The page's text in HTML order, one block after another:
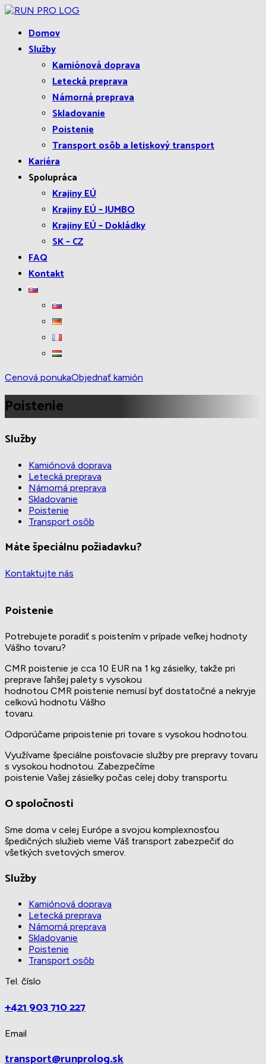
Domov
Služby
Kamiónová doprava
Letecká preprava
Námorná preprava
Skladovanie
Poistenie
Transport osôb a letiskový transport
Kariéra
Spolupráca
Krajiny EÚ
Krajiny EÚ – JUMBO
Krajiny EÚ – Dokládky
SK – CZ
FAQ
Kontakt
Cenová ponukaObjednať kamión
Poistenie
Služby
Kamiónová doprava
Letecká preprava
Námorná preprava
Skladovanie
Poistenie
Transport osôb
Máte špeciálnu požiadavku?
Kontaktujte nás
Poistenie
Potrebujete poradiť s poistením v prípade veľkej hodnoty
Vášho tovaru?
CMR poistenie je cca 10 EUR na 1 kg zásielky, takže pri
preprave ľahšej palety s vysokou
hodnotou CMR poistenie nemusí byť dostatočné a nekryje
celkovú hodnotu Vášho
tovaru.
Odporúčame pripoistenie pri tovare s vysokou hodnotou.
Využívame špeciálne poisťovacie služby pre prepravy tovaru
s vysokou hodnotou. Zabezpečíme
poistenie Vašej zásielky počas celej doby transportu.
O spoločnosti
Sme doma v celej Európe a svojou komplexnosťou
špedičných služieb vieme Váš transport zabezpečiť do
všetkých svetových smerov.
Služby
Kamiónová doprava
Letecká preprava
Námorná preprava
Skladovanie
Poistenie
Transport osôb
Tel. číslo
+421 903 710 227
Email
transport@runprolog.sk